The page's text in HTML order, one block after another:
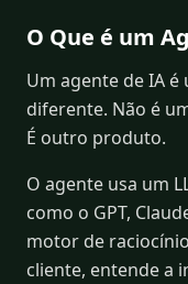
O Que é um
Um agente de IA
diferente. Não é
É outro produto.
O agente usa um
como o GPT,
motor de
cliente, entende a